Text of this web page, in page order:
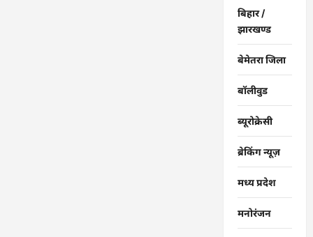
बिहार /
झारखण्ड
बेमेतरा जिला
बॉलीवुड
ब्यूरोक्रेसी
ब्रेकिंग न्यूज़
मध्य प्रदेश
मनोरंजन